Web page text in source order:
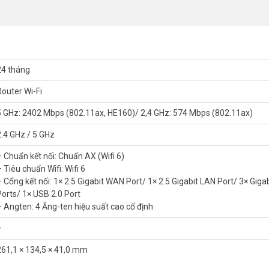
Nghiệm Mượt Mà
với tốc độ AX3000 (2402 Mbps trên băng tần 5 GHz và 574 Mbps trên
nội dung giải trí chất lượng cao mà không bị gián đoạn.
sống động, chân thực.
Phục vụ nhu cầu kết nối của cả gia đình hoặc văn phòng.
tháng
Wi-Fi
GHz: 2402 Mbps (802.11ax, HE160)/ 2,4 GHz: 574 Mbps (802.11ax)
GHz / 5 GHz
Chuẩn kết nối: Chuẩn AX (Wifi 6)
Tiêu chuẩn Wifi: Wifi 6
Cổng kết nối: 1× 2.5 Gigabit WAN Port/ 1× 2.5 Gigabit LAN Port/ 3×
1× USB 2.0 Port
Angten: 4 Ăng-ten hiệu suất cao cố định
× 134,5 × 41,0 mm